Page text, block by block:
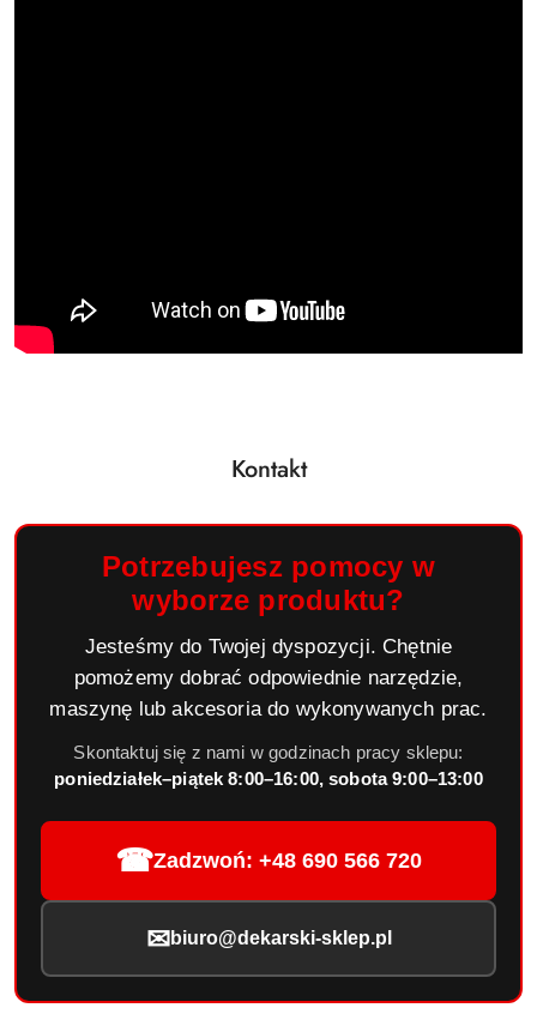
Kontakt
Potrzebujesz pomocy w
wyborze produktu?
Jesteśmy do Twojej dyspozycji. Chętnie
pomożemy dobrać odpowiednie narzędzie,
maszynę lub akcesoria do wykonywanych prac.
Skontaktuj się z nami w godzinach pracy sklepu:
poniedziałek–piątek 8:00–16:00, sobota 9:00–13:00
☎Zadzwoń: +48 690 566 720
✉ biuro@dekarski-sklep.pl